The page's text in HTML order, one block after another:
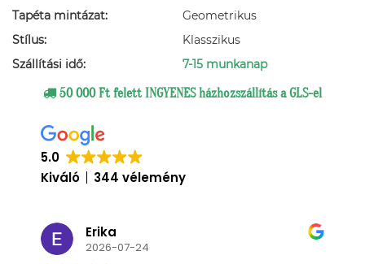
Tapéta mintázat:
Geometrikus
Stílus:
Klasszikus
Szállítási idő:
7-15 munkanap
50 000 Ft felett INGYENES házhozszállítás a GLS-el
5.0
Kiváló
344 vélemény
Pápai
2026-07-08